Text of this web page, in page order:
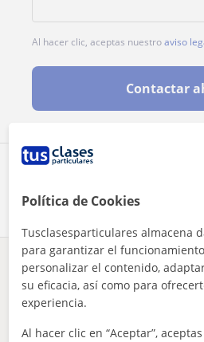
Al hacer clic, aceptas nuestroaviso
Contactar
¿Hay algún error en este
Tus clases particulares
clases particulares y en grupo de
Política de Cookies
Tusclasesparticulares almacena
para garantizar el
personalizar el contenido,
su eficacia, así como para
experiencia.
Al hacer clic en “Aceptar”,